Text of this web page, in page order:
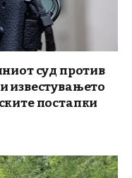
суд против
известувањето
постапки